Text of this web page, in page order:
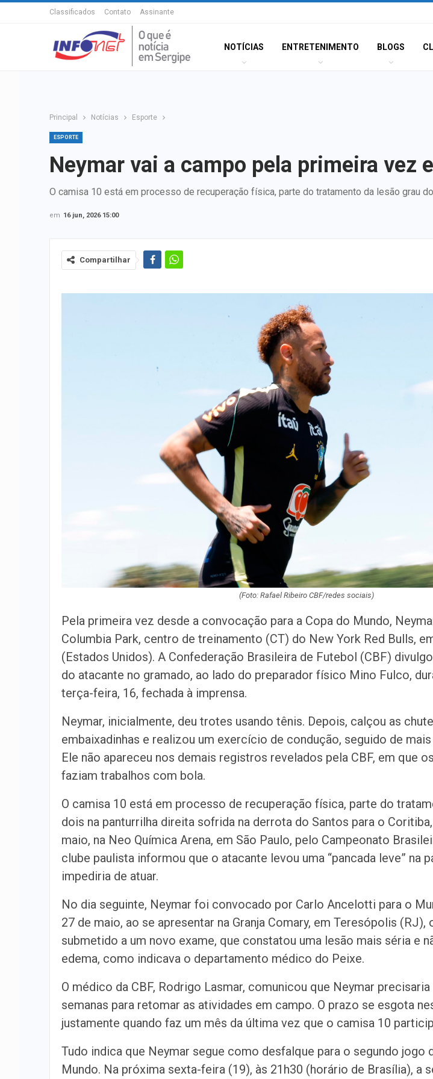
Classificados Contato Assinante
NOTÍCIAS ENTRETENIMENTO BLOGS
Principal Notícias Esporte
ESPORTE
Neymar vai a campo pela primeira vez
O camisa 10 está em processo de recuperação física, parte do tratamento da lesão grau
em 16 jun, 2026 15:00
Compartilhar
(Foto: Rafael Ribeiro CBF/redes sociais)
Pela primeira vez desde a convocação para a Copa do Mundo,
Columbia Park, centro de treinamento (CT) do New York Red Bulls,
(Estados Unidos). A Confederação Brasileira de Futebol (CBF)
do atacante no gramado, ao lado do preparador físico Mino Fulco,
terça-feira, 16, fechada à imprensa.
Neymar, inicialmente, deu trotes usando tênis. Depois, calçou as
embaixadinhas e realizou um exercício de condução, seguido de
Ele não apareceu nos demais registros revelados pela CBF, em que
faziam trabalhos com bola.
O camisa 10 está em processo de recuperação física, parte do
dois na panturrilha direita sofrida na derrota do Santos para o
maio, na Neo Química Arena, em São Paulo, pelo Campeonato
clube paulista informou que o atacante levou uma “pancada leve” na
impediria de atuar.
No dia seguinte, Neymar foi convocado por Carlo Ancelotti para o
27 de maio, ao se apresentar na Granja Comary, em Teresópolis (RJ),
submetido a um novo exame, que constatou uma lesão mais séria e
edema, como indicava o departamento médico do Peixe.
O médico da CBF, Rodrigo Lasmar, comunicou que Neymar
semanas para retomar as atividades em campo. O prazo se esgota
justamente quando faz um mês da última vez que o camisa 10
Tudo indica que Neymar segue como desfalque para o segundo jogo
Mundo. Na próxima sexta-feira (19), às 21h30 (horário de Brasília), a